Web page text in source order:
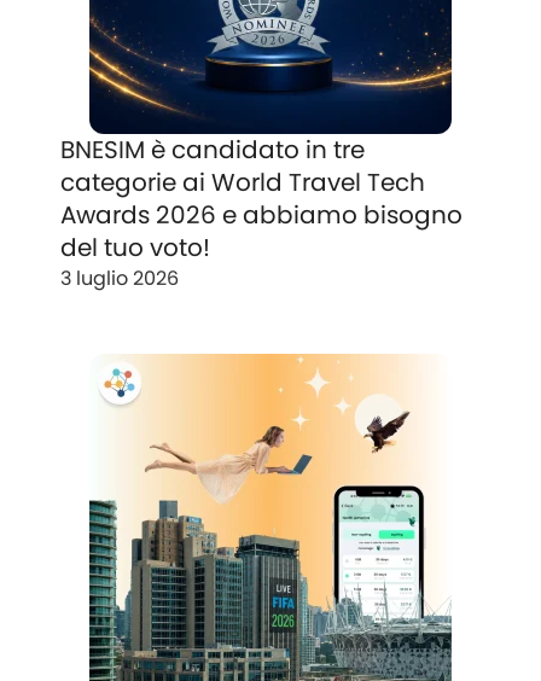
BNESIM è candidato in tre
categorie ai World Travel Tech
Awards 2026 e abbiamo bisogno
del tuo voto!
3 luglio 2026